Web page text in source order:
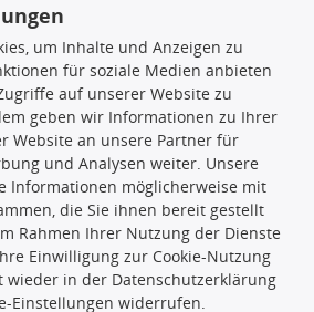
die gesamte Datenbank dürfen
oder die gesamte Datenbank ohne
zu vervielfältigen, zu verbreiten
Dritte ausführen zu lassen. Ein
um Inhalte und Anzeigen zu
für soziale Medien anbieten
auf unserer Website zu
geben wir Informationen zu Ihrer
Website an unsere Partner für
und Analysen weiter. Unsere
Informationen möglicherweise mit
die Sie ihnen bereit gestellt
Rahmen Ihrer Nutzung der Dienste
Einwilligung zur Cookie-Nutzung
wieder in der Datenschutzerklärung
Einstellungen widerrufen.